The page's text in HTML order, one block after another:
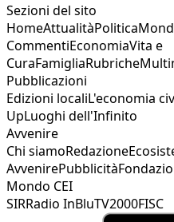
Sezioni del sito
HomeAttualitàPolitica
CommentiEconomiaVita e
CuraFamigliaRubriche
Pubblicazioni
Edizioni localiL'economia
UpLuoghi dell'Infinito
Avvenire
Chi siamoRedazione
AvvenirePubblicità
Mondo CEI
SIRRadio InBluTV2000FISC